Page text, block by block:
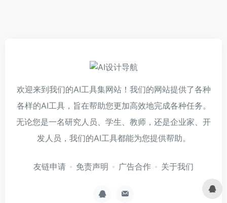
欢迎来到我们的AI工具集网站！我们的网站提供了各种
各样的AI工具，旨在帮助您更加高效地完成各种任务。
无论您是一名研究人员、学生、教师，还是企业家、开
发人员，我们的AI工具都能为您提供帮助。
友链申请 免责声明 广告合作 关于我们